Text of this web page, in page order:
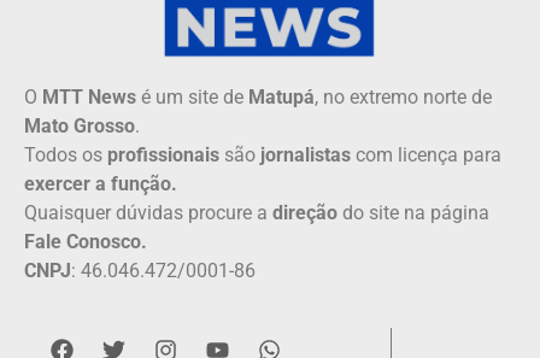
O MTT News é um site de Matupá, no extremo norte de
Mato Grosso.
Todos os profissionais são jornalistas com licença para
exercer a função.
Quaisquer dúvidas procure a direção do site na página
Fale Conosco.
CNPJ: 46.046.472/0001-86